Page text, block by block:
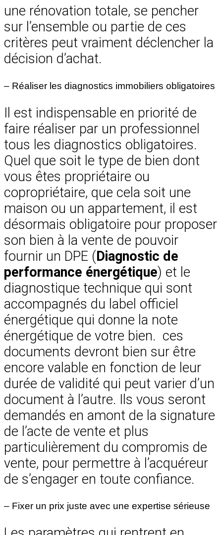
une rénovation totale, se pencher
sur l’ensemble ou partie de ces
critères peut vraiment déclencher la
décision d’achat.
– Réaliser les diagnostics immobiliers obligatoires
Il est indispensable en priorité de
faire réaliser par un professionnel
tous les diagnostics obligatoires.
Quel que soit le type de bien dont
vous êtes propriétaire ou
copropriétaire, que cela soit une
maison ou un appartement, il est
désormais obligatoire pour proposer
son bien à la vente de pouvoir
fournir un DPE (Diagnostic de
performance énergétique) et le
diagnostique technique qui sont
accompagnés du label officiel
énergétique qui donne la note
énergétique de votre bien. ces
documents devront bien sur être
encore valable en fonction de leur
durée de validité qui peut varier d’un
document à l’autre. Ils vous seront
demandés en amont de la signature
de l’acte de vente et plus
particulièrement du compromis de
vente, pour permettre à l’acquéreur
de s’engager en toute confiance.
– Fixer un prix juste avec une expertise sérieuse